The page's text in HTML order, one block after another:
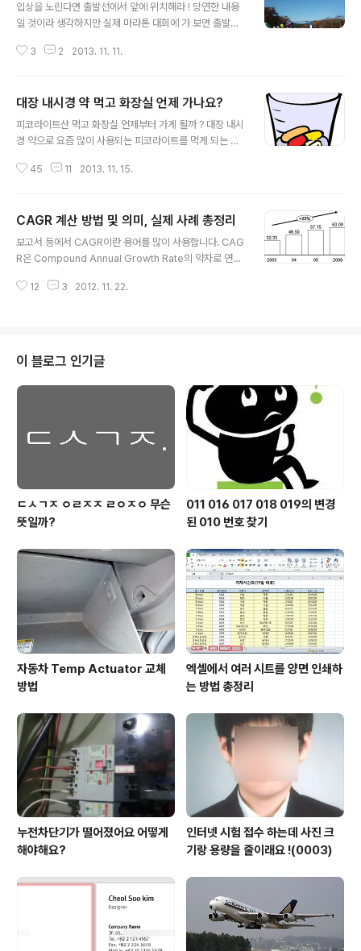
입상을 노린다면 출발선에서 앞에 위치해라 ! 당연한 내용
일 것이라 생각하지만 실제 마라톤 대회에 가 보면 출발선
은 필자가 최근 참가했던 마라톤 대회의 출발선 모습이다.
5Km, 커플 레이스(Couple Race) 등의 거리 종류별로
출발하는데 통상 장거리부터 출발 시킨다. 일반인들이 많
이 출전하는 10Km 코스의 경우 인산인해라 할 정도로 사
출발하는 경우가 많다. 따라서 자신이 높은 기록, 입상을 원
3 2 2013. 11. 11.
대장 내시경 약 먹고 화장실 언제 가나요?
피코라이트산 먹고 화장실 언제부터 가게 될까 ? 대장 내시
경 약으로 요즘 많이 사용되는 피코라이트를 먹게 되는 사
코리트산을 먹는 경우에도 해당된다. 필자는 대장에 용종
으시기에 가끔씩 대장 내시경을 받고 있으며, 다른 형제들
은 회사의 정기 검진 차원에서 검사를 받고 있다. 그래서 대
장 내시경을 위한 약을 먹고 얼마만에 화장실을 가게 되는
증, source: Office clipart 화장실 가는 시간은 사람마
45 11 2013. 11. 15.
CAGR 계산 방법 및 의미, 실제 사례 총정리
보고서 등에서 CAGR이란 용어를 많이 사용합니다. CAG
R은 Compound Annual Growth Rate의 약자로 연평
지 용어로 불립니다. 그러나 용어의 영어 약어를 충실히 해
그런데 여기에서 주의할 요소가 있습니다. 예를 들어 201
0년 4월에서 2012년 4월간의 인터넷 트래픽 성장률을 비
교하는 것과 2010년 1월에서 2012년 1월을 비교하는 것
에는 큰 차이가 발생할 수 있습니다. 학생들이 방학 기간에
인터넷을 많이 사용하기에 1월이 연중 다른 월에 비해..
12 3 2012. 11. 22.
이 블로그 인기글
ㄷㅅㄱㅈ ㅇㄹㅈㅈ ㄹㅇㅈㅇ 무슨
뜻일까?
011 016 017 018 019의 변경
된 010 번호 찾기
자동차 Temp Actuator 교체
방법
엑셀에서 여러 시트를 양면 인쇄하
는 방법 총정리
누전차단기가 떨어졌어요 어떻게
해야해요?
인터넷 시험 접수 하는데 사진 크
기랑 용량을 줄이래요 !(0003)